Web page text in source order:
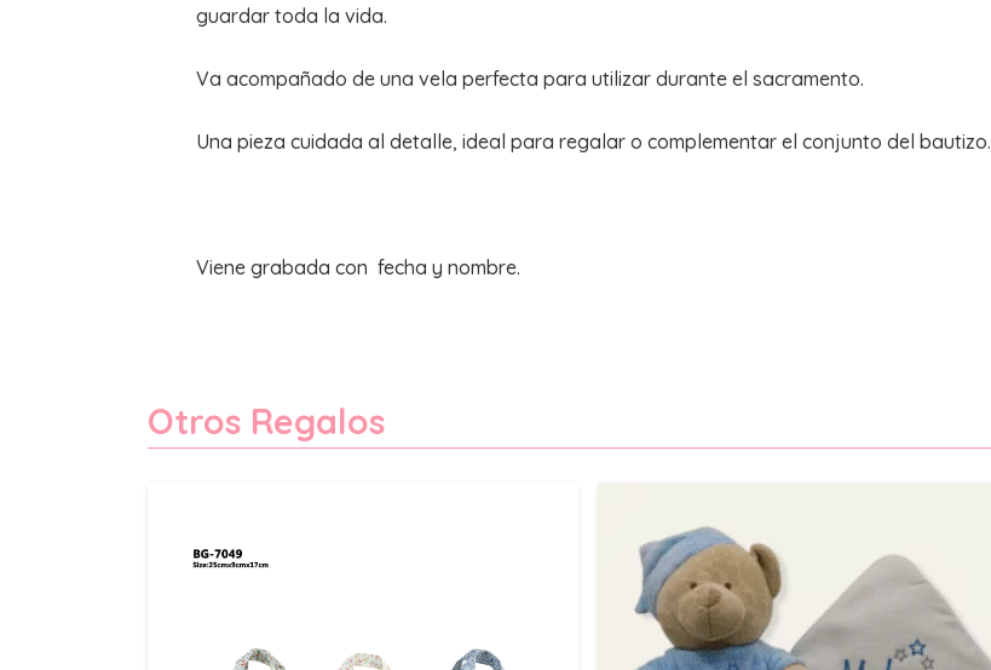
guardar toda la vida.
Va acompañado de una vela perfecta para utilizar durante el sacramento.
Una pieza cuidada al detalle, ideal para regalar o complementar el conjunto del bautizo.
Viene grabada con fecha y nombre.
Otros Regalos